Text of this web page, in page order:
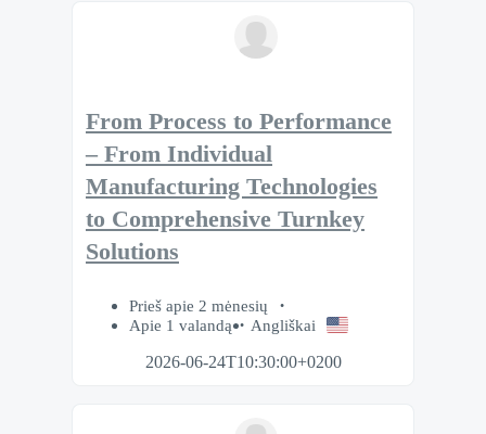
From Process to Performance
– From Individual
Manufacturing Technologies
to Comprehensive Turnkey
Solutions
Prieš apie 2 mėnesių
Apie 1 valandą
Angliškai
2026-06-24T10:30:00+0200